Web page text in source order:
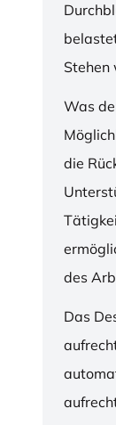
Stehen
Was
die
des
Das